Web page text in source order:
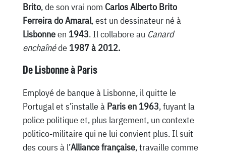
Brito, de son vrai nom Carlos Alberto Brito
Ferreira do Amaral, est un dessinateur né à
Lisbonneen 1943. Il collabore au Canard
enchaînéde 1987 à 2012.
De Lisbonne à Paris
Employé de banque à Lisbonne, il quitte le
Portugal et s’installe à Paris en 1963, fuyant la
police politique et, plus largement, un contexte
politico-militaire qui ne lui convient plus. Il suit
des cours à l’Alliance française, travaille comme